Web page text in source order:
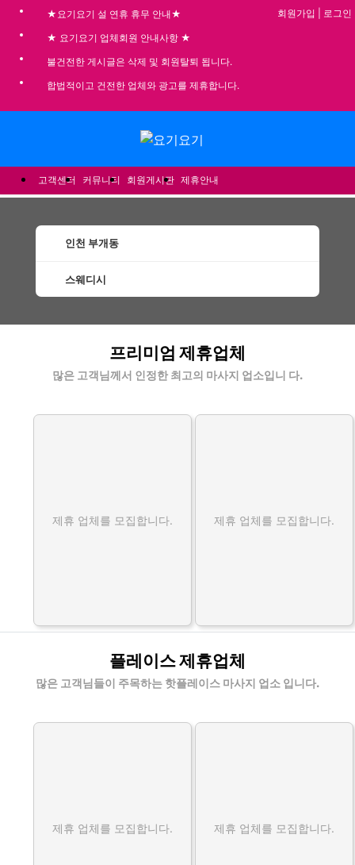
★요기요기 설 연휴 휴무 안내★
★ 요기요기 업체회원 안내사항 ★
불건전한 게시글은 삭제 및 회원탈퇴 됩니다.
합법적이고 건전한 업체와 광고를 제휴합니다.
회원가입 로그인
고객센터 커뮤니티 회원게시판 제휴안내
인천 부개동
스웨디시
프리미엄 제휴업체
많은 고객님께서 인정한 최고의 마사지 업소입니 다.
제휴 업체를 모집합니다. 제휴 업체를 모집합니다.
플레이스 제휴업체
많은 고객님들이 주목하는 핫플레이스 마사지 업소 입니다.
제휴 업체를 모집합니다. 제휴 업체를 모집합니다.